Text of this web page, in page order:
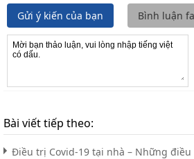
Gửi ý kiến của bạn Bình luận
Bài viết tiếp theo:
Điều trị Covid-19 tại nhà – Những